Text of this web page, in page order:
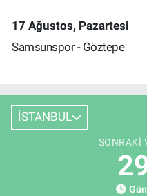
17 Ağustos, Pazartesi
Samsunspor - Göztepe
İSTANBUL
SONRAKI